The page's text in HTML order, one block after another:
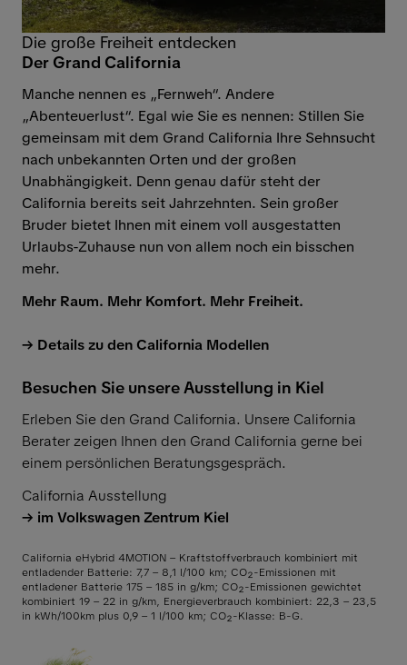
Die große Freiheit entdecken
Der Grand California
Manche nennen es „Fernweh“. Andere
„Abenteuerlust“. Egal wie Sie es nennen: Stillen Sie
gemeinsam mit dem Grand California Ihre Sehnsucht
nach unbekannten Orten und der großen
Unabhängigkeit. Denn genau dafür steht der
California bereits seit Jahrzehnten. Sein großer
Bruder bietet Ihnen mit einem voll ausgestatten
Urlaubs-Zuhause nun von allem noch ein bisschen
mehr.
Mehr Raum. Mehr Komfort. Mehr Freiheit.
Details zu den California Modellen
Besuchen Sie unsere Ausstellung in Kiel
Erleben Sie den Grand California. Unsere California
Berater zeigen Ihnen den Grand California gerne bei
einem persönlichen Beratungsgespräch.
California Ausstellung
im Volkswagen Zentrum Kiel
California eHybrid 4MOTION – Kraftstoffverbrauch kombiniert mit
entladender Batterie: 7,7 – 8,1 l/100 km; CO₂-Emissionen mit
entladener Batterie 175 – 185 in g/km; CO₂-Emissionen gewichtet
kombiniert 19 – 22 in g/km, Energieverbrauch kombiniert: 22,3 – 23,5
in kWh/100km plus 0,9 – 1 l/100 km; CO₂-Klasse: B-G.